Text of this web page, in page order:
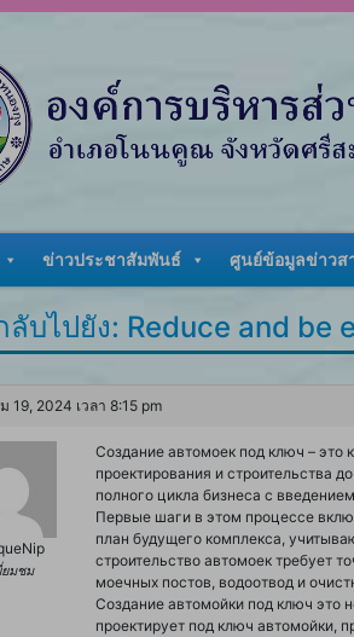
ข่าวประชาสัมพันธ์ ศูนย์ข้อมูลข่าวส
ลับไปยัง: Reduce and be
19, 2024 เวลา 8:15 pm
ยมชม
Создание автомоек под ключ –
проектирования и строительства
полного цикла бизнеса с
Первые шаги в этом процессе
план будущего комплекса,
строительство автомоек требует
моечных постов, водоотвод и
Создание автомойки под ключ это
проектирует под ключ автомойки,